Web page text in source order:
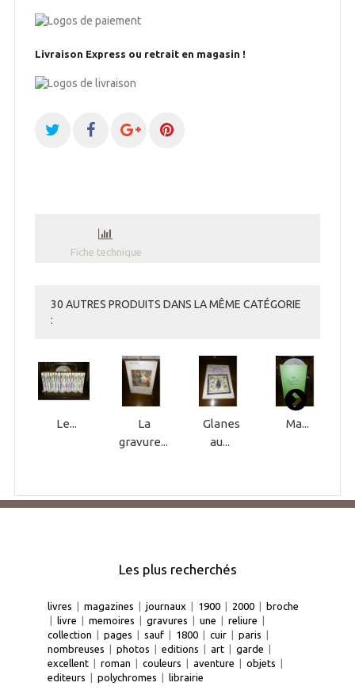
Livraison Express ou retrait en magasin !
Fiche technique
30 AUTRES PRODUITS DANS LA MÊME CATÉGORIE
:
Le...
La
gravure...
Glanes
au...
Ma...
Les plus recherchés
livres | magazines | journaux | 1900 | 2000 | broche
| livre | memoires | gravures | une | reliure |
collection | pages | sauf | 1800 | cuir | paris |
nombreuses | photos | editions | art | garde |
excellent | roman | couleurs | aventure | objets |
editeurs | polychromes | librairie